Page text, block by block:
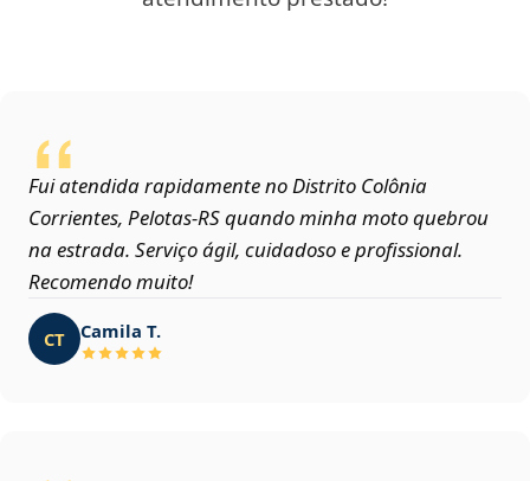
Fui atendida rapidamente no Distrito Colônia
Corrientes, Pelotas‑RS quando minha moto quebrou
na estrada. Serviço ágil, cuidadoso e profissional.
Recomendo muito!
CT Camila T.